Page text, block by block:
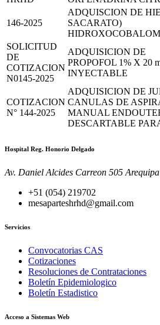
146-2025
ADQUISCION DE
SACARATO)
SOLICITUD
DE
COTIZACION
N0145-2025
ADQUISICION DE
PROPOFOL 1% X 20
INYECTABLE
COTIZACION
N° 144-2025
ADQUISICION DE
CANULAS DE
MANUAL
DESCARTABLE
Hospital Reg. Honorio Delgado
Av. Daniel Alcides Carreon 505
+51 (054) 219702
mesaparteshrhd@gmail.com
Servicios
Convocatorias CAS
Cotizaciones
Resoluciones de Contrataciones
Boletín Epidemiologico
Boletín Estadistico
Acceso a Sistemas Web